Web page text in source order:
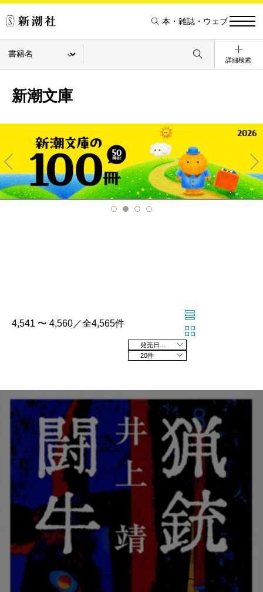
本・雑誌・ウェブ
詳細検索
新潮文庫
Pre
v
Ne
xt
4,541 〜 4,560／全4,565件
20件